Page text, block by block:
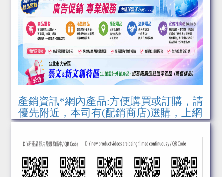
產銷資訊*網內產品:方便購買或訂購，請
優先附近，本司有(配銷商店)選購，上網
購如果訂購多樣(多款)數量，合併運送，
可洽減少運費或免運費 04-7778206 /
lLINE 0910446561